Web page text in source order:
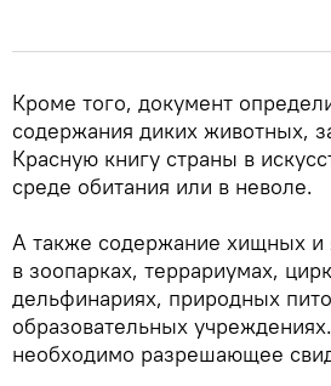
Кроме того, документ
содержания диких животных,
Красную книгу страны в
среде обитания или в неволе.
А также содержание хищных и
в зоопарках, террариумах,
дельфинариях, природных
образовательных
необходимо разрешающее